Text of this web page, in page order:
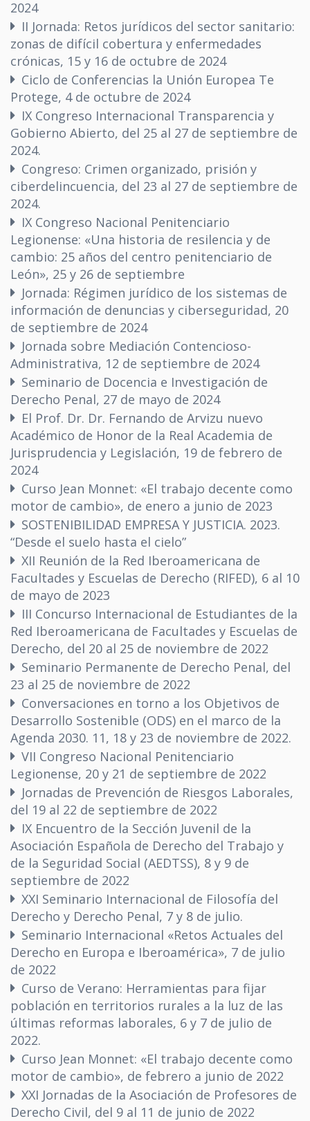
2024
II Jornada: Retos jurídicos del sector sanitario:
zonas de difícil cobertura y enfermedades
crónicas, 15 y 16 de octubre de 2024
Ciclo de Conferencias la Unión Europea Te
Protege, 4 de octubre de 2024
IX Congreso Internacional Transparencia y
Gobierno Abierto, del 25 al 27 de septiembre de
2024.
Congreso: Crimen organizado, prisión y
ciberdelincuencia, del 23 al 27 de septiembre de
2024.
IX Congreso Nacional Penitenciario
Legionense: «Una historia de resilencia y de
cambio: 25 años del centro penitenciario de
León», 25 y 26 de septiembre
Jornada: Régimen jurídico de los sistemas de
información de denuncias y ciberseguridad, 20
de septiembre de 2024
Jornada sobre Mediación Contencioso-
Administrativa, 12 de septiembre de 2024
Seminario de Docencia e Investigación de
Derecho Penal, 27 de mayo de 2024
El Prof. Dr. Dr. Fernando de Arvizu nuevo
Académico de Honor de la Real Academia de
Jurisprudencia y Legislación, 19 de febrero de
2024
Curso Jean Monnet: «El trabajo decente como
motor de cambio», de enero a junio de 2023
SOSTENIBILIDAD EMPRESA Y JUSTICIA. 2023.
“Desde el suelo hasta el cielo”
XII Reunión de la Red Iberoamericana de
Facultades y Escuelas de Derecho (RIFED), 6 al 10
de mayo de 2023
III Concurso Internacional de Estudiantes de la
Red Iberoamericana de Facultades y Escuelas de
Derecho, del 20 al 25 de noviembre de 2022
Seminario Permanente de Derecho Penal, del
23 al 25 de noviembre de 2022
Conversaciones en torno a los Objetivos de
Desarrollo Sostenible (ODS) en el marco de la
Agenda 2030. 11, 18 y 23 de noviembre de 2022.
VII Congreso Nacional Penitenciario
Legionense, 20 y 21 de septiembre de 2022
Jornadas de Prevención de Riesgos Laborales,
del 19 al 22 de septiembre de 2022
IX Encuentro de la Sección Juvenil de la
Asociación Española de Derecho del Trabajo y
de la Seguridad Social (AEDTSS), 8 y 9 de
septiembre de 2022
XXI Seminario Internacional de Filosofía del
Derecho y Derecho Penal, 7 y 8 de julio.
Seminario Internacional «Retos Actuales del
Derecho en Europa e Iberoamérica», 7 de julio
de 2022
Curso de Verano: Herramientas para fijar
población en territorios rurales a la luz de las
últimas reformas laborales, 6 y 7 de julio de
2022.
Curso Jean Monnet: «El trabajo decente como
motor de cambio», de febrero a junio de 2022
XXI Jornadas de la Asociación de Profesores de
Derecho Civil, del 9 al 11 de junio de 2022